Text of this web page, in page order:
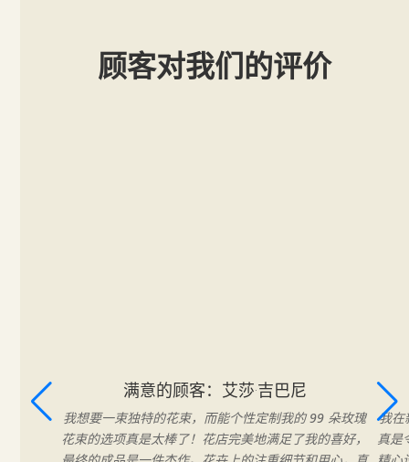
顾客对我们的评价
满意的顾客：艾莎·吉巴尼
我想要一束独特的花束，而能个性定制我的 99 朵玫瑰
花束的选项真是太棒了！花店完美地满足了我的喜好，
我在
真是